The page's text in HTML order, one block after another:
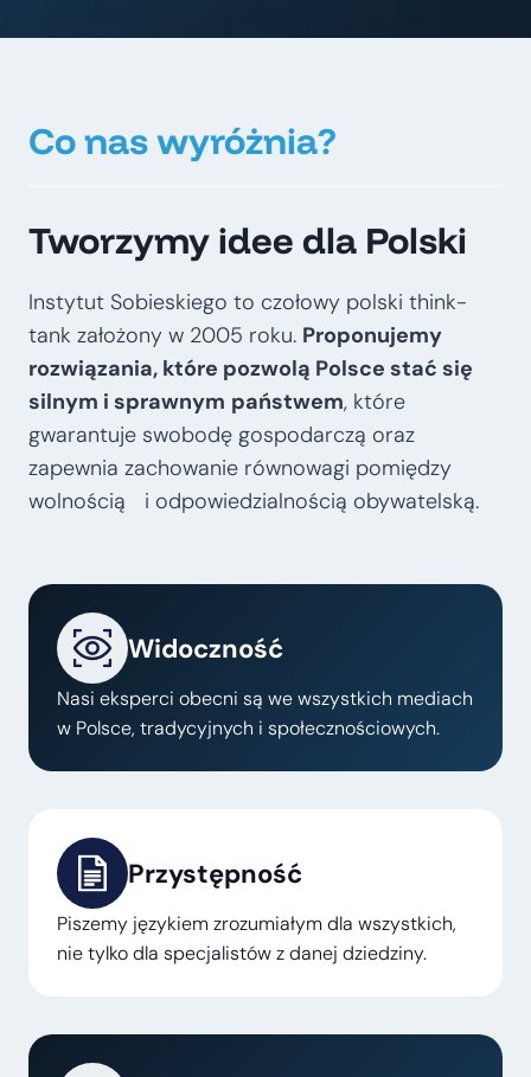
Co nas wyróżnia?
Tworzymy idee dla Polski
Instytut Sobieskiego to czołowy polski think-
tank założony w 2005 roku. Proponujemy
rozwiązania, które pozwolą Polsce stać się
silnym i sprawnym państwem, które
gwarantuje swobodę gospodarczą oraz
zapewnia zachowanie równowagi pomiędzy
wolnością i odpowiedzialnością obywatelską.
Widoczność
Nasi eksperci obecni są we wszystkich mediach
w Polsce, tradycyjnych i społecznościowych.
Przystępność
Piszemy językiem zrozumiałym dla wszystkich,
nie tylko dla specjalistów z danej dziedziny.